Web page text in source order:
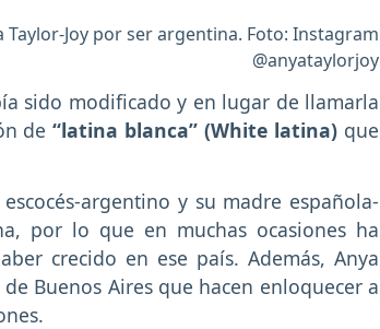
Taylor-Joy por ser argentina. Foto: Instagram
@anyataylorjoy
sido modificado y en lugar de llamarla
de“latina blanca” (White latina) que
argentino y su madre española-
por lo que en muchas ocasiones ha
crecido en ese país. Además, Anya
Buenos Aires que hacen enloquecer a